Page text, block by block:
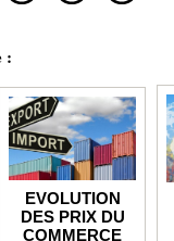
:
EVOLUTION
DES PRIX DU
COMMERCE